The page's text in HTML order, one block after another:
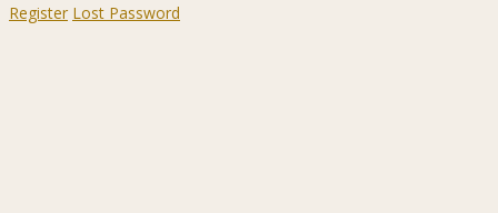
Register Lost Password